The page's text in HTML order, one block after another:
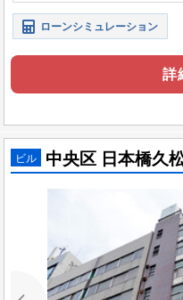
途でご活用いただけます。
ローンシミュレーション
詳
ビル 中央区 日本橋久